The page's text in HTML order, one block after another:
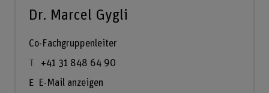
Dr. Marcel Gygli
Co-Fachgruppenleiter
+41 31 848 64 90
E-Mail anzeigen